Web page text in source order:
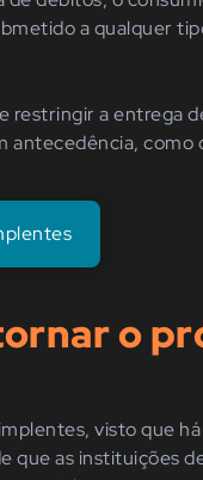
a qualquer
restringir a entrega
antecedência, como
o
visto que
que as instituições